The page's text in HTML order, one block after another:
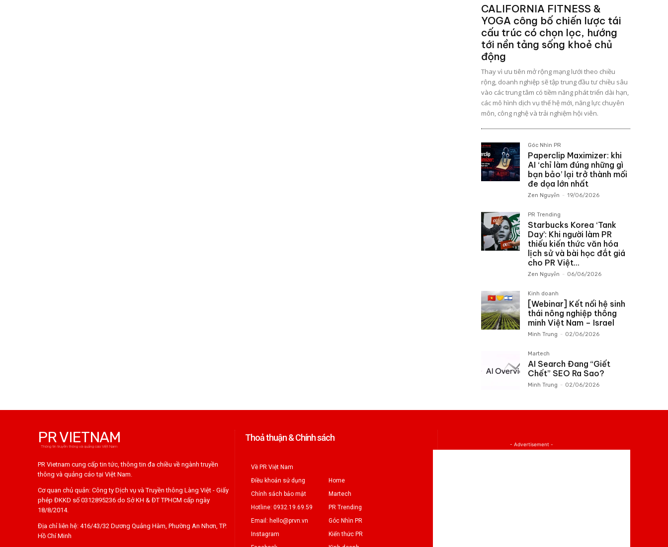
CALIFORNIA FITNESS &
YOGA công bố chiến lược tái
cấu trúc có chọn lọc, hướng
tới nền tảng sống khoẻ chủ
động
Thay vì ưu tiên mở rộng mạng lưới theo chiều
rộng, doanh nghiệp sẽ tập trung đầu tư chiều sâu
vào các trung tâm có tiềm năng phát triển dài hạn,
các mô hình dịch vụ thế hệ mới, năng lực chuyên
môn, công nghệ và trải nghiệm hội viên.
Góc Nhìn PR
Paperclip Maximizer: khi
AI ‘chỉ làm đúng những gì
bạn bảo’ lại trở thành mối
đe dọa lớn nhất
Zen Nguyễn - 19/06/2026
PR Trending
Starbucks Korea ‘Tank
Day’: Khi người làm PR
thiếu kiến thức văn hóa
lịch sử và bài học đắt giá
cho PR Việt...
Zen Nguyễn - 06/06/2026
Kinh doanh
[Webinar] Kết nối hệ sinh
thái nông nghiệp thông
minh Việt Nam – Israel
Minh Trung - 02/06/2026
Martech
AI Search Đang “Giết
Chết” SEO Ra Sao?
Minh Trung - 02/06/2026
PR VIETNAM
Thông tin truyền thông và quảng cáo Việt Nam
PR Vietnam cung cấp tin tức, thông tin đa chiều về ngành truyền
thông và quảng cáo tại Việt Nam.
Cơ quan chủ quản: Công ty Dịch vụ và Truyền thông Làng Việt - Giấy
phép ĐKKD số 0312895236 do Sở KH & ĐT TPHCM cấp ngày
18/8/2014.
Địa chỉ liên hệ: 416/43/32 Dương Quảng Hàm, Phường An Nhơn, TP.
Hồ Chí Minh
Thoả thuận & Chính sách
Về PR Việt Nam
Điều khoản sử dụng
Chính sách bảo mật
Hotline: 0932.19.69.59
Email: hello@prvn.vn
Instagram
Home
Martech
PR Trending
Góc Nhìn PR
Kiến thức PR
- Advertisement -